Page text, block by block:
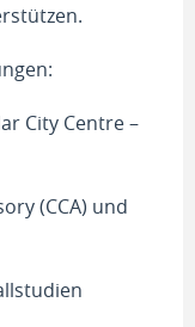
City Centre –
(CCA) und